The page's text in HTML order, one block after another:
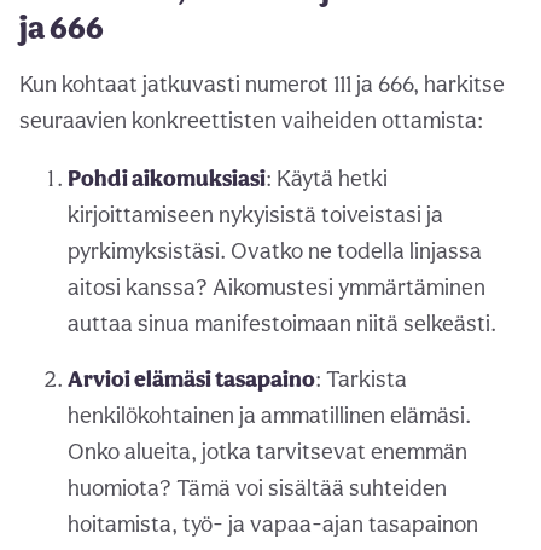
ja 666
Kun kohtaat jatkuvasti numerot 111 ja 666, harkitse
seuraavien konkreettisten vaiheiden ottamista:
Pohdi aikomuksiasi: Käytä hetki
kirjoittamiseen nykyisistä toiveistasi ja
pyrkimyksistäsi. Ovatko ne todella linjassa
aitosi kanssa? Aikomustesi ymmärtäminen
auttaa sinua manifestoimaan niitä selkeästi.
Arvioi elämäsi tasapaino: Tarkista
henkilökohtainen ja ammatillinen elämäsi.
Onko alueita, jotka tarvitsevat enemmän
huomiota? Tämä voi sisältää suhteiden
hoitamista, työ- ja vapaa-ajan tasapainon